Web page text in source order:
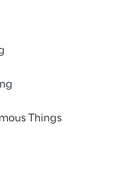
Things
erfüllen
Eine
dazu,
auf die
Ein